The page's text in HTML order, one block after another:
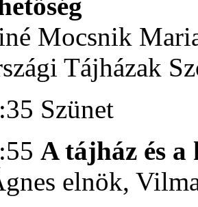
Mocsnik
Tájházak
Szünet
A tájház és a
elnök,